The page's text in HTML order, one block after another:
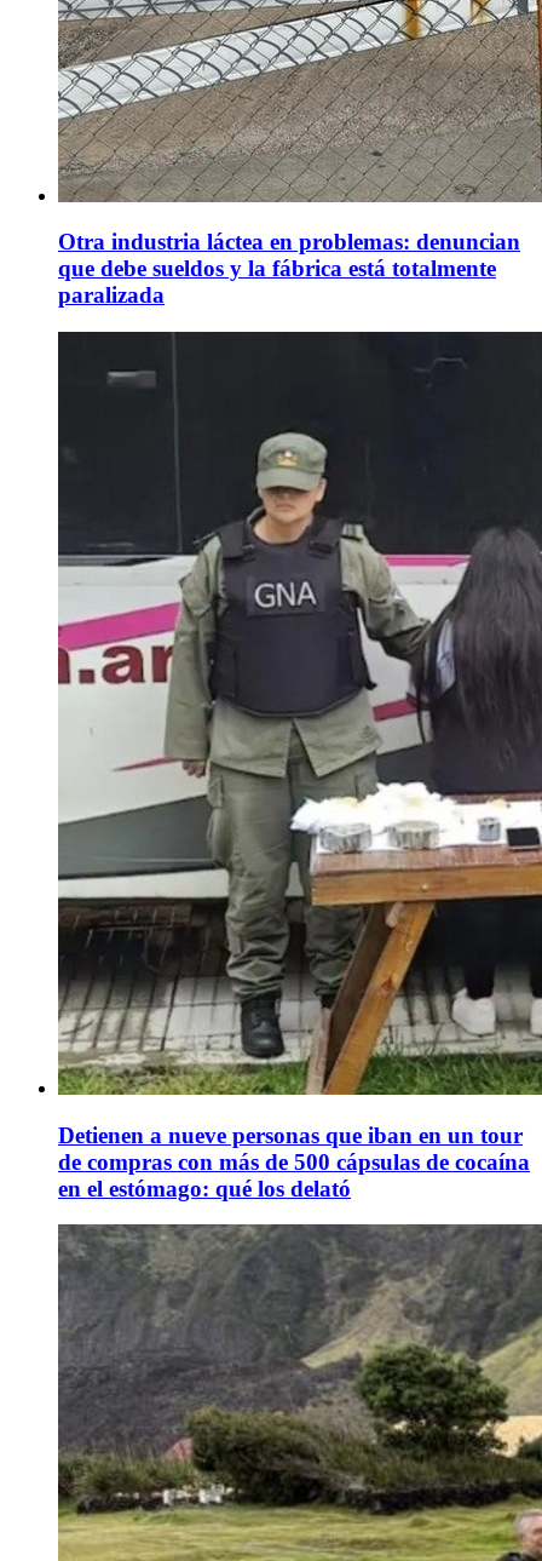
Otra industria láctea en problemas: denuncian
que debe sueldos y la fábrica está totalmente
paralizada
Detienen a nueve personas que iban en un tour
de compras con más de 500 cápsulas de cocaína
en el estómago: qué los delató